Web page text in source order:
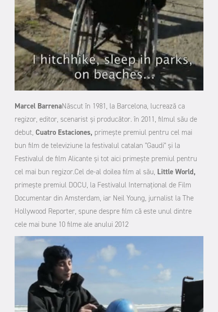
Marcel BarrenaNăscut în 1981, la Barcelona, lucrează ca
regizor, editor, scenarist şi producător. în 2011, filmul său de
debut, Cuatro Estaciones, primeşte premiul pentru cel mai
bun film de televiziune la festivalul catalan "Gaudi" şi la
Festivalul de film Alicante şi tot aici primeşte premiul pentru
cel mai bun regizor.Cel de-al doilea film al său, Little World,
primeşte premiul DOCU, la Festivalul Internațional de Film
Documentar din Amsterdam, iar Neil Young, jurnalist la The
Hollywood Reporter, spune despre film că este unul dintre
cele mai bune 10 filme ale anului 2012